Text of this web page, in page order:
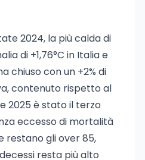
2024, la più calda di
di +1,76°C in Italia e
chiuso con un +2% di
contenuto rispetto al
2025 è stato il terzo
eccesso di mortalità
restano gli over 85,
resta più alto